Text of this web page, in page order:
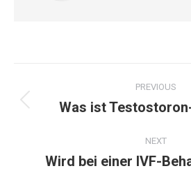
navigation
PREVIOUS
Was ist
NEXT
Wird bei einer IVF-